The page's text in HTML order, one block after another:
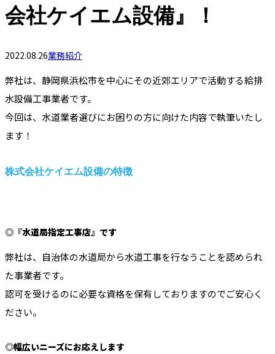
会社ケイエム設備』！
2022.08.26業務紹介
弊社は、静岡県浜松市を中心にその近郊エリアで活動する給排
水設備工事業者です。
今回は、水道業者選びにお困りの方に向けた内容で執筆いたし
ます！
株式会社ケイエム設備の特徴
◎『水道局指定工事店』です
弊社は、自治体の水道局から水道工事を行なうことを認められ
た事業者です。
認可を受けるのに必要な資格を保有しておりますのでご安心く
ださい。
◎幅広いニーズにお応えします